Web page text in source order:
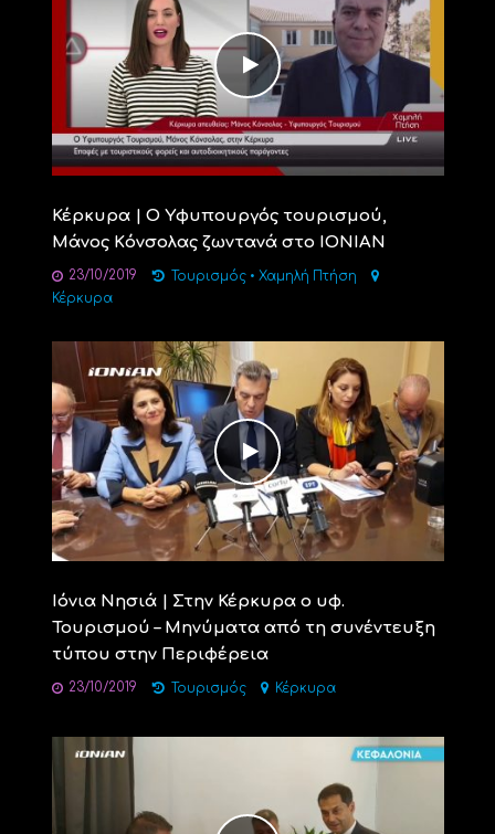
Κέρκυρα | Ο Yφυπουργός τουρισμού,
Μάνος Kόνσολας ζωντανά στo IONIAN
23/10/2019 Τουρισμός • Χαμηλή Πτήση
Κέρκυρα
Ιόνια Νησιά | Στην Κέρκυρα ο υφ.
Τουρισμού – Μηνύματα από τη συνέντευξη
τύπου στην Περιφέρεια
23/10/2019 Τουρισμός Κέρκυρα